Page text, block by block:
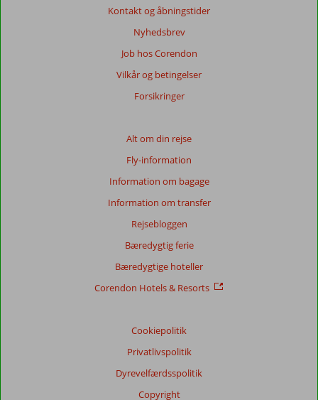
Kontakt og åbningstider
Nyhedsbrev
Job hos Corendon
Vilkår og betingelser
Forsikringer
Alt om din rejse
Fly-information
Information om bagage
Information om transfer
Rejsebloggen
Bæredygtig ferie
Bæredygtige hoteller
Corendon Hotels & Resorts
Cookiepolitik
Privatlivspolitik
Dyrevelfærdsspolitik
Copyright